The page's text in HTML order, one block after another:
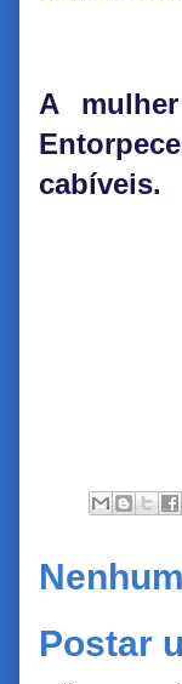
A
cabíveis.
Postar